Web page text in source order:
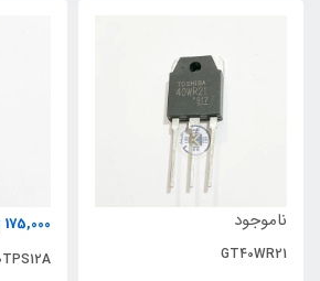
ناموجود
GT40WR21
175,000